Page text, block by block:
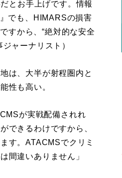
とお手上げです。情報
でも、HIMARSの損害
すから、“絶対的な安全
ャーナリスト）
は、大半が射程圏内と
性も高い。
が実戦配備されれ
できるわけですから、
す。ATACMSでクリミ
間違いありません」